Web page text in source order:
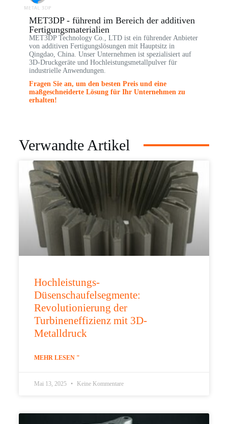
MET3DP - führend im Bereich der additiven
Fertigungsmaterialien
MET3DP Technology Co., LTD ist ein führender Anbieter
von additiven Fertigungslösungen mit Hauptsitz in
Qingdao, China. Unser Unternehmen ist spezialisiert auf
3D-Druckgeräte und Hochleistungsmetallpulver für
industrielle Anwendungen.
Fragen Sie an, um den besten Preis und eine
maßgeschneiderte Lösung für Ihr Unternehmen zu
erhalten!
Verwandte Artikel
Hochleistungs-
Düsenschaufelsegmente:
Revolutionierung der
Turbineneffizienz mit 3D-
Metalldruck
MEHR LESEN "
Mai 13, 2025 Keine Kommentare